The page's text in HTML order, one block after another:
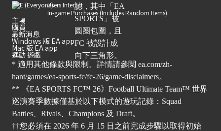
Users Interact
In-game Purchases (Includes Random Items)
主場
購買
最新消息
Windows 版 EA app
Mac 版 EA app
運動 遊戲
* 適用其他條款與限制。詳情請參閱 ea.com/zh-
hant/games/ea-sports-fc/fc-26/game-disclaimers。
** 《EA SPORTS FC™ 26》Football Ultimate Team™ 世界
巡演賽季數據僅基於以下模式的遊玩記錄：Squad
Battles、Rivals、Champions 及 Draft。
††您必須在 2026 年 6 月 15 日之前完成步驟以取得初始